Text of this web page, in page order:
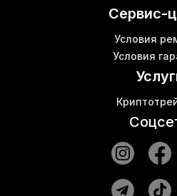
Сервис-
Условия
Условия